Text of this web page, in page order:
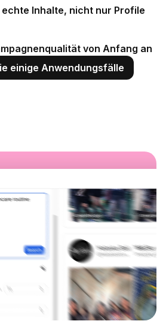
Inhalte, nicht nur Profile
von Anfang an
einige Anwendungsfälle